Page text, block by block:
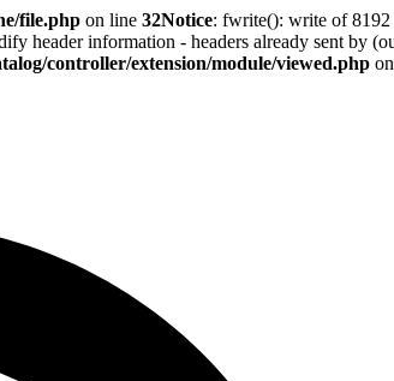
file.php on line 32Notice: fwrite(): write of
header information - headers already sent by
controller/extension/module/viewed.php